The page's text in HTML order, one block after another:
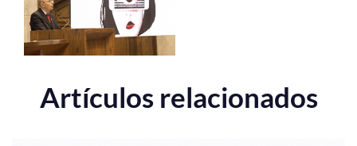
Artículos relacionados